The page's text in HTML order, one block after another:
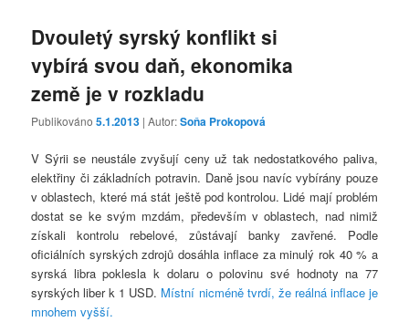
Dvouletý syrský konflikt si
vybírá svou daň, ekonomika
země je v rozkladu
Publikováno5.1.2013 | Autor:Soňa Prokopová
V Sýrii se neustále zvyšují ceny už tak nedostatkového paliva,
elektřiny či základních potravin. Daně jsou navíc vybírány pouze
v oblastech, které má stát ještě pod kontrolou. Lidé mají problém
dostat se ke svým mzdám, především v oblastech, nad nimiž
získali kontrolu rebelové, zůstávají banky zavřené. Podle
oficiálních syrských zdrojů dosáhla inflace za minulý rok 40 % a
syrská libra poklesla k dolaru o polovinu své hodnoty na 77
syrských liber k 1 USD. Místní nicméně tvrdí, že reálná inflace je
mnohem vyšší.